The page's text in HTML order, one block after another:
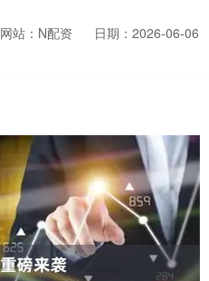
网站：N配资
日期：2026-06-06